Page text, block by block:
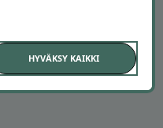
HYVÄKSY KAIKKI